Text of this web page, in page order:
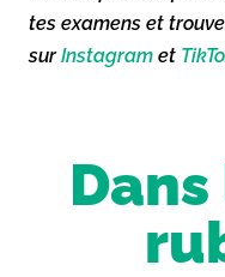
tes examens et
surInstagram et